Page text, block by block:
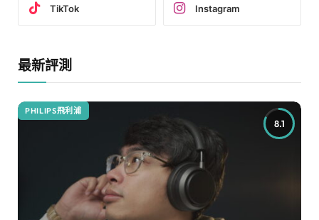
TikTok Instagram
最新評測
8.1
PHILIPS飛利浦